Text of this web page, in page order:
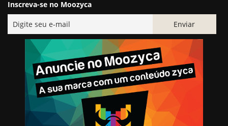
Inscreva-se no Moozyca